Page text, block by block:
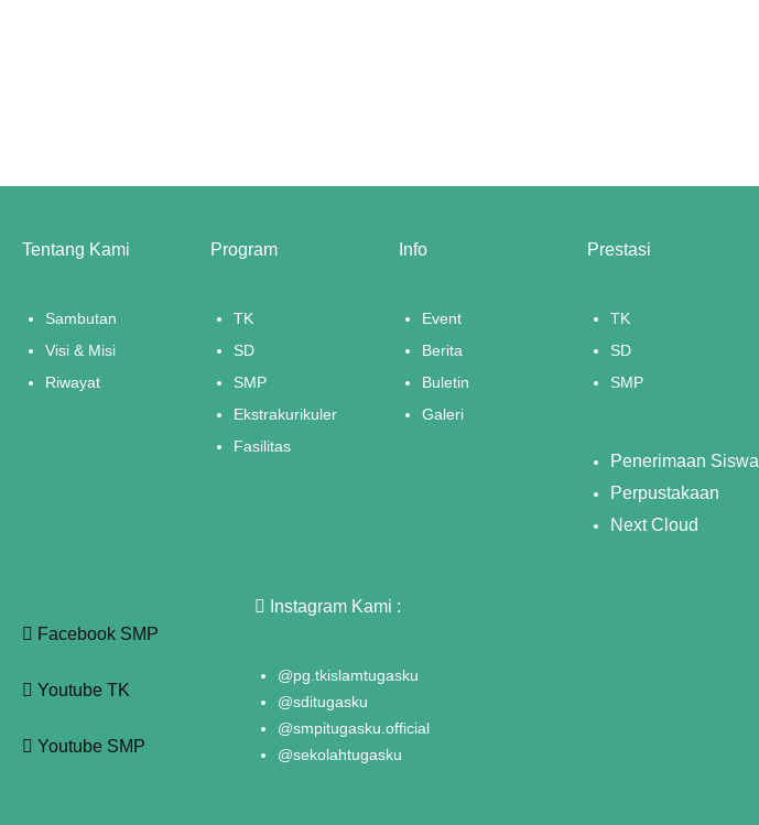
Tentang Kami
Sambutan
Visi & Misi
Riwayat
Program
TK
SD
SMP
Ekstrakurikuler
Fasilitas
Info
Event
Berita
Buletin
Galeri
Prestasi
TK
SD
SMP
Penerimaan Siswa
Perpustakaan
Next Cloud
Facebook SMP
Youtube TK
Youtube SMP
Instagram Kami :
@pg.tkislamtugasku
@sditugasku
@smpitugasku.official
@sekolahtugasku